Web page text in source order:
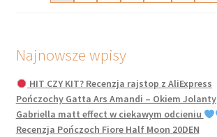
Najnowsze wpisy
HIT CZY KIT? Recenzja rajstop z AliExpress
Pończochy Gatta Ars Amandi – Okiem Jolanty
Gabriella matt effect w ciekawym odcieniu
Recenzja Pończoch Fiore Half Moon 20DEN